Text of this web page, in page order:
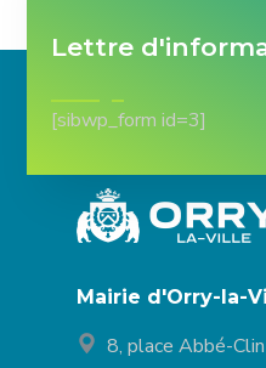
Lettre
[sibwp_form id=3]
Mairie d'Orry-la-
8, place Abbé-Clin